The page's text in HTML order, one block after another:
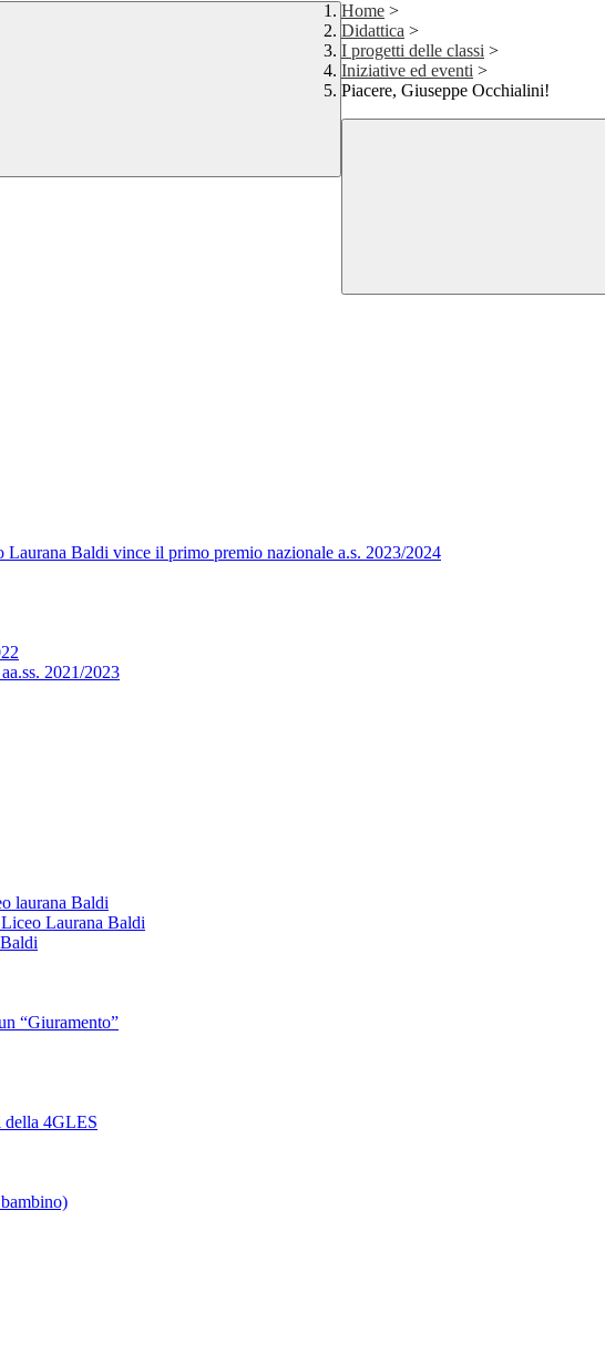
Home >
Didattica >
I progetti delle classi >
Iniziative ed eventi >
Piacere, Giuseppe Occhialini!
Baldi vince il primo premio nazionale a.s. 2023/2024
2021/2023
laurana Baldi
Laurana Baldi
“Giuramento”
della 4GLES